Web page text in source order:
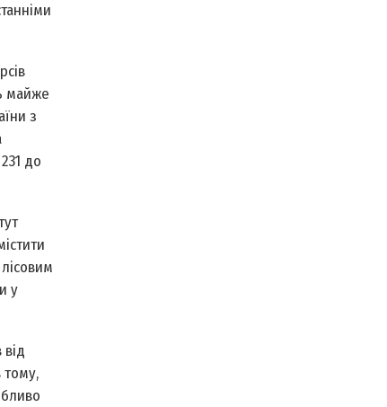
майже
з
до
у
тому,